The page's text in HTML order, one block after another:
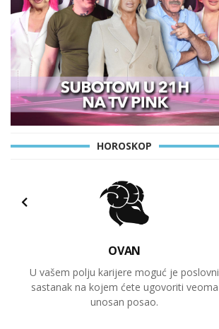
HOROSKOP
OVAN
U vašem polju karijere moguć je poslovni
sastanak na kojem ćete ugovoriti veoma
unosan posao.